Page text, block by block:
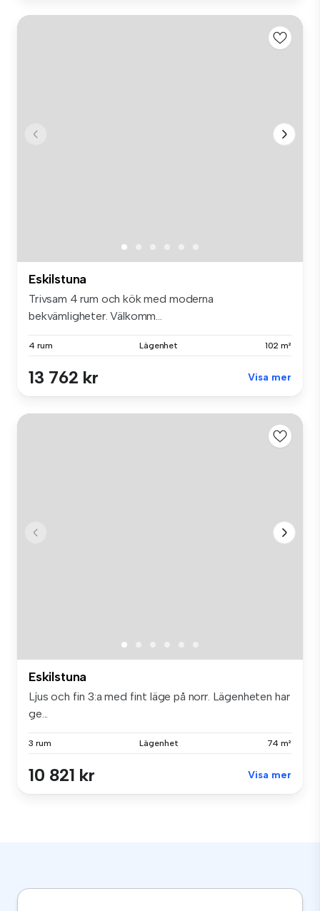
Eskilstuna
Trivsam 4 rum och kök med moderna
bekvämligheter. Välkomm...
4 rum Lägenhet 102 m²
13 762 kr Visa mer
Eskilstuna
Ljus och fin 3:a med fint läge på norr. Lägenheten har
ge...
3 rum Lägenhet 74 m²
10 821 kr Visa mer